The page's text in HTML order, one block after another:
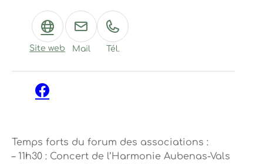
Temps forts du forum des associations :
– 11h30 : Concert de l’Harmonie Aubenas-Vals
Site web Mail Tél.
Facebook